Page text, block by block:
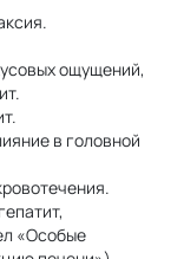
ощущений,
в головной
«Особые